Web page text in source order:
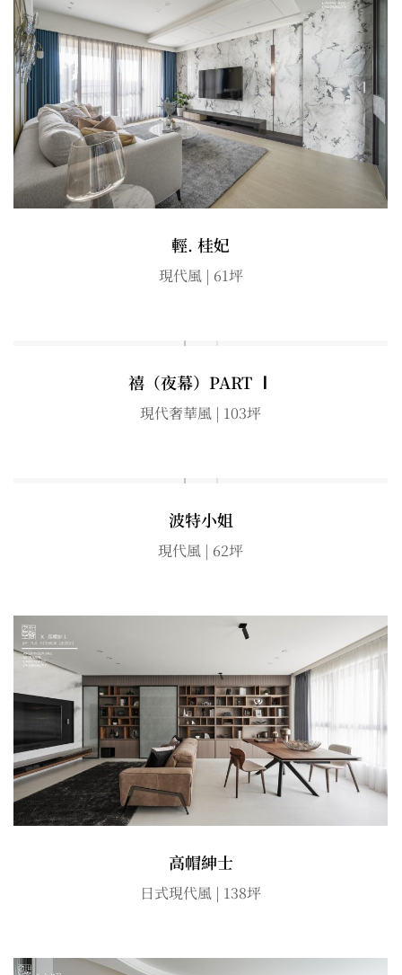
輕. 桂妃
現代風 | 61坪
禧（夜幕）PART Ⅰ
現代奢華風 | 103坪
波特小姐
現代風 | 62坪
高帽紳士
日式現代風 | 138坪